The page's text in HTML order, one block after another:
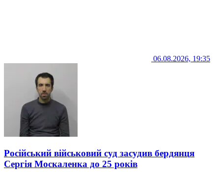
06.08.2026, 19:35
Російський військовий суд засудив бердянця
Сергія Москаленка до 25 років